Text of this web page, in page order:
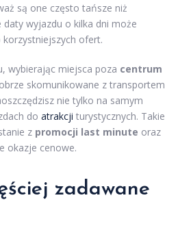
są one często tańsze niż
wyjazdu o kilka dni może
ofert.
wybierając miejsca poza centrum
skomunikowane z transportem
nie tylko na samym
do atrakcji turystycznych. Takie
z promocji last minute oraz
okazje cenowe.
zadawane